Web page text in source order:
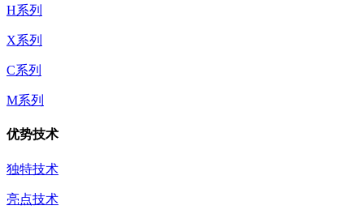
H系列
X系列
C系列
M系列
优势技术
独特技术
亮点技术